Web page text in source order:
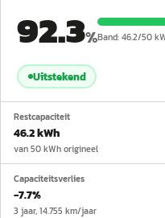
92.3%Band:46.2/50
Uitstekend
Restcapaciteit
46.2 kWh
van 50 kWh origineel
Capaciteitsverlies
−7.7%
3 jaar, 14.755 km/jaar